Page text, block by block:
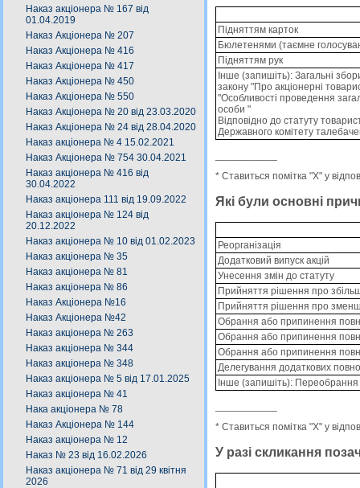
Наказ акціонера № 167 від
01.04.2019
Наказ Акціонера № 207
Наказ Акціонера № 416
Наказ Акціонера № 417
Наказ Акціонера № 450
Наказ Акціонера № 550
Наказ Акціонера № 20 від 23.03.2020
Наказ Акціонера № 24 від 28.04.2020
Наказ акціонера № 4 15.02.2021
Наказ Акціонера № 754 30.04.2021
Наказ акціонера № 416 від
30.04.2022
Наказ акціонера 111 від 19.09.2022
Наказ акціонера № 124 від
20.12.2022
Наказ акціонера № 10 від 01.02.2023
Наказ акціонера № 35
Наказ акціонера № 81
Наказ акціонера № 86
Наказ Акціонера №16
Наказ Акціонера №42
Наказ акціонера № 263
Наказ акціонера № 344
Наказ акціонера № 348
Наказ акціонера № 5 від 17.01.2025
Наказ акціонера № 41
Нака акціонера № 78
Наказ Акціонера № 144
Наказ акціонера № 12
Наказ № 23 від 16.02.2026
Наказ акціонера № 71 від 29 квітня
2026
Підняттям карток
Бюлетенями (таємне
Підняттям рук
Інше (запишіть): Загальнi
закону "Про акцiонернi
"Особливостi проведення
особи "
Вiдповiдно до статуту
Державного комiтету
* Ставиться помітка "X" у
Які були основні
Реорганізація
Додатковий випуск акцій
Унесення змін до статуту
Прийняття рішення про
Прийняття рішення про
Обрання або припинення
Обрання або припинення
Обрання або припинення
Делегування додаткових
Інше (запишіть):
* Ставиться помітка "X" у
У разі скликання